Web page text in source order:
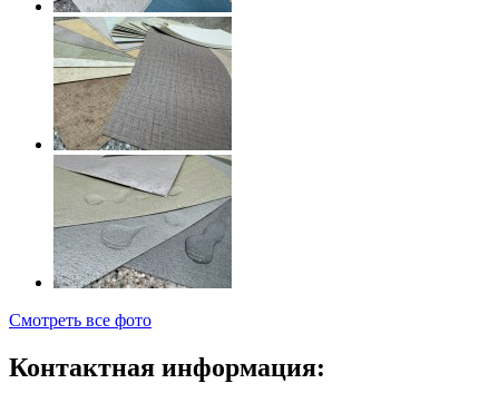
Смотреть все фото
Контактная информация: